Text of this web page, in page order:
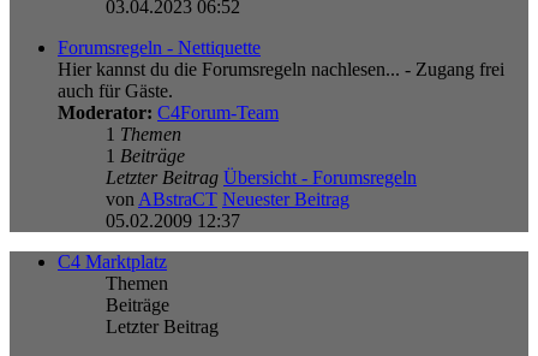
03.04.2023 06:52
Forumsregeln - Nettiquette
Hier kannst du die Forumsregeln nachlesen... - Zugang frei
auch für Gäste.
Moderator: C4Forum-Team
1 Themen
1 Beiträge
Letzter Beitrag Übersicht - Forumsregeln
von ABstraCT Neuester Beitrag
05.02.2009 12:37
C4 Marktplatz
Themen
Beiträge
Letzter Beitrag